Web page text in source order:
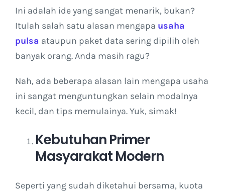
Ini adalah ide yang sangat menarik, bukan?
Itulah salah satu alasan mengapa usaha
pulsa ataupun paket data sering dipilih oleh
banyak orang. Anda masih ragu?
Nah, ada beberapa alasan lain mengapa usaha
ini sangat menguntungkan selain modalnya
kecil, dan tips memulainya. Yuk, simak!
Kebutuhan Primer
Masyarakat Modern
Seperti yang sudah diketahui bersama, kuota